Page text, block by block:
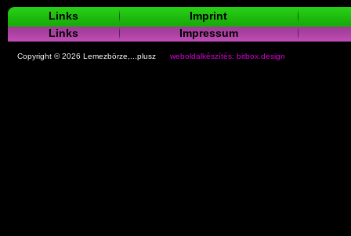
Links
Imprint
Links
Impressum
Copyright © 2026 Lemezbörze,...plusz weboldalkészítés: bitbox.design